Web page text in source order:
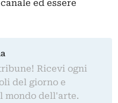
ed essere
Ricevi ogni
del giorno e
mondo dell'arte.